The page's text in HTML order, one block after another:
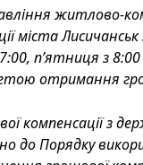
житлово-
міста
п’ятниця з
отримання
компенсації з
до Порядку